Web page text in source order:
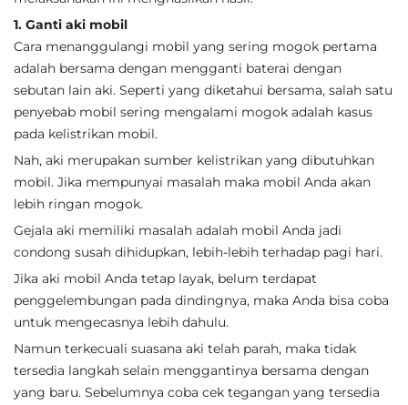
1. Ganti aki mobil
Cara menanggulangi mobil yang sering mogok pertama
adalah bersama dengan mengganti baterai dengan
sebutan lain aki. Seperti yang diketahui bersama, salah satu
penyebab mobil sering mengalami mogok adalah kasus
pada kelistrikan mobil.
Nah, aki merupakan sumber kelistrikan yang dibutuhkan
mobil. Jika mempunyai masalah maka mobil Anda akan
lebih ringan mogok.
Gejala aki memiliki masalah adalah mobil Anda jadi
condong susah dihidupkan, lebih-lebih terhadap pagi hari.
Jika aki mobil Anda tetap layak, belum terdapat
penggelembungan pada dindingnya, maka Anda bisa coba
untuk mengecasnya lebih dahulu.
Namun terkecuali suasana aki telah parah, maka tidak
tersedia langkah selain menggantinya bersama dengan
yang baru. Sebelumnya coba cek tegangan yang tersedia